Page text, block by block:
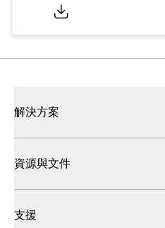
解決方案
資源與文件
支援